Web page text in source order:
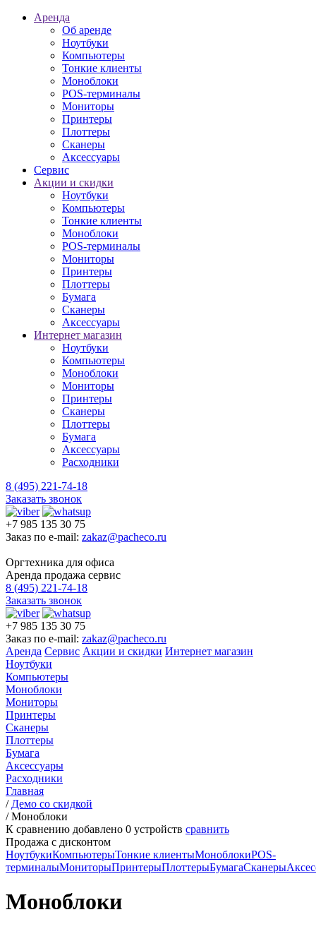
Аренда
Об аренде
Ноутбуки
Компьютеры
Тонкие клиенты
Моноблоки
POS-терминалы
Мониторы
Принтеры
Плоттеры
Сканеры
Аксессуары
Сервис
Акции и скидки
Ноутбуки
Компьютеры
Тонкие клиенты
Моноблоки
POS-терминалы
Мониторы
Принтеры
Плоттеры
Бумага
Сканеры
Аксессуары
Интернет магазин
Ноутбуки
Компьютеры
Моноблоки
Мониторы
Принтеры
Сканеры
Плоттеры
Бумага
Аксессуары
Расходники
8 (495) 221-74-18
Заказать звонок
+7 985 135 30 75
Заказ по e-mail: zakaz@pacheco.ru
Оргтехника для офиса
Аренда продажа сервис
8 (495) 221-74-18
Заказать звонок
+7 985 135 30 75
Заказ по e-mail: zakaz@pacheco.ru
Аренда Сервис Акции и скидки Интернет магазин
Ноутбуки
Компьютеры
Моноблоки
Мониторы
Принтеры
Сканеры
Плоттеры
Бумага
Аксессуары
Расходники
Главная
/ Демо со скидкой
/Моноблоки
К сравнению добавлено 0 устройств сравнить
Продажа с дисконтом
НоутбукиКомпьютерыТонкие клиентыМоноблокиPOS-
терминалыМониторыПринтерыПлоттерыБумагаСканеры
Моноблоки